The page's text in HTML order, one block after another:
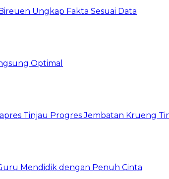
Ungkap Fakta Sesuai Data
Optimal
Tinjau Progres Jembatan Krueng
Mendidik dengan Penuh Cinta